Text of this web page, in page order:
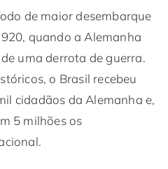
de maior desembarque
quando a Alemanha
uma derrota de guerra.
o Brasil recebeu
cidadãos da Alemanha e,
5 milhões os